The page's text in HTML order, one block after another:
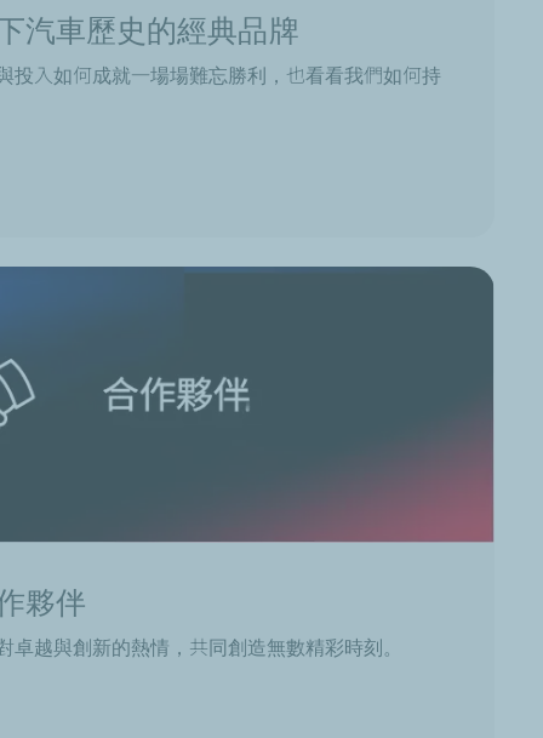
汽車歷史的經典品牌
投入如何成就一場場難忘勝利，也看看我們如何持
夥伴
越與創新的熱情，共同創造無數精彩時刻。